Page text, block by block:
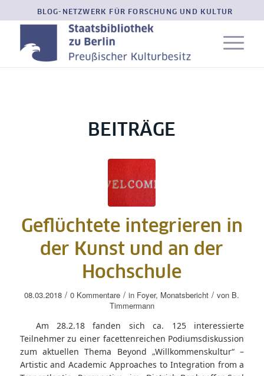
BLOG-NETZWERK FÜR FORSCHUNG UND KULTUR
BEITRÄGE
Geflüchtete integrieren in
der Kunst und an der
Hochschule
08.03.2018 / 0 Kommentare / in Foyer, Monatsbericht / von B.
Timmermann
Am 28.2.18 fanden sich ca. 125 interessierte
Teilnehmer zu einer facettenreichen Podiumsdiskussion
zum aktuellen Thema Beyond „Willkommenskultur“ –
Artistic and Academic Approaches to Integration from a